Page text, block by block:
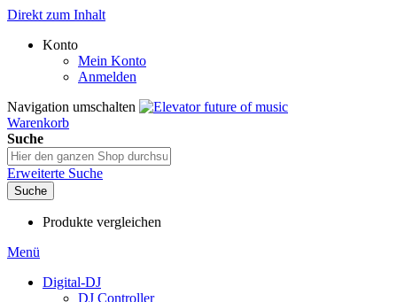
Direkt zum Inhalt
Konto
Mein Konto
Anmelden
Navigation umschalten
Warenkorb
Suche
Erweiterte Suche
Suche
Produkte vergleichen
Menü
Digital-DJ
DJ Controller